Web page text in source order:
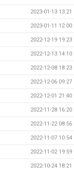
2023-01-13 13:21
2023-01-11 12:00
2022-12-19 19:23
2022-12-13 14:10
2022-12-08 18:23
2022-12-06 09:27
2022-12-01 21:40
2022-11-28 16:20
2022-11-22 08:56
2022-11-07 10:54
2022-11-02 19:59
2022-10-24 18:21